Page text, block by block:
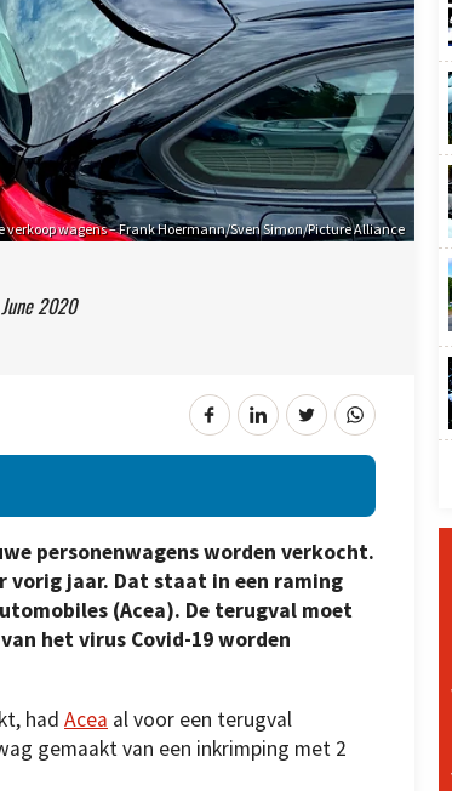
verkoop wagens – Frank Hoermann/Sven Simon/Picture Alliance
June 2020
personenwagens worden verkocht.
vorig jaar. Dat staat in een raming
(Acea). De terugval moet
het virus Covid-19 worden
had Acea al voor een terugval
gemaakt van een inkrimping met 2